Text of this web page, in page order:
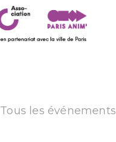
Tous les événements